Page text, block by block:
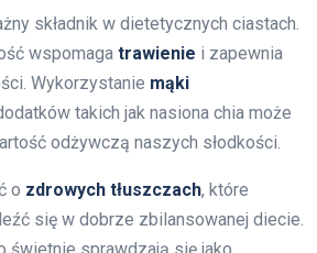
składnik w dietetycznych ciastach.
wspomaga trawienie i zapewnia
Wykorzystanie mąki
takich jak nasiona chia może
odżywczą naszych słodkości.
o zdrowych tłuszczach, które
się w dobrze zbilansowanej diecie.
świetnie sprawdzają się jako